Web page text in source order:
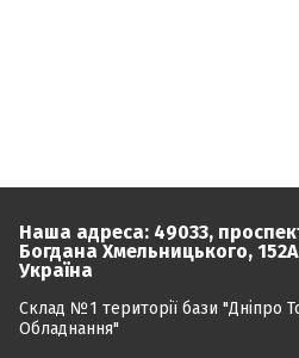
Наша адреса: 49033,
Богдана Хмельницького,
Україна
Склад №1 території бази "Дніпро
Обладнання"